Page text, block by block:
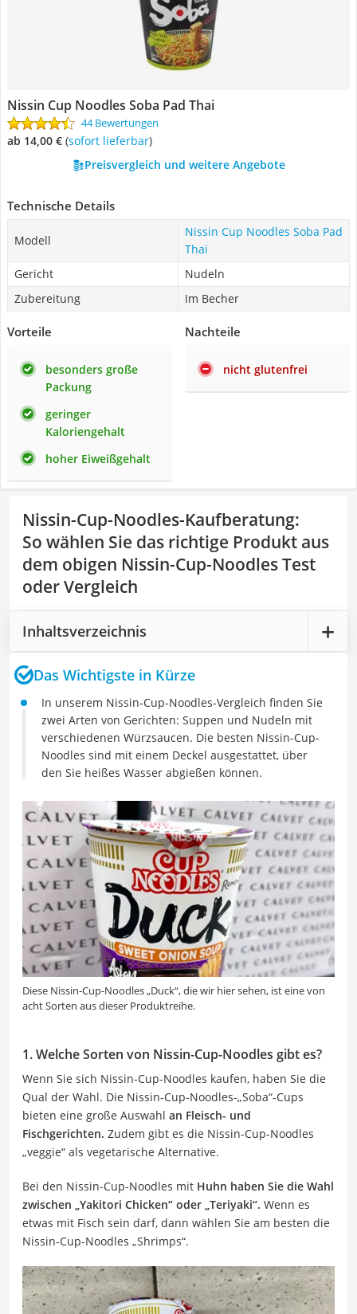
Nissin Cup Noodles Soba Pad Thai
44 Bewertungen
ab 14,00 € ( Sofort lieferbar)
Preisvergleich und weitere Angebote
Technische Details
Modell
Nissin Cup Noodles Soba Pad
Thai
Gericht
Nudeln
Zubereitung
Im Becher
Vorteile
besonders große
Packung
geringer
Kaloriengehalt
hoher Eiweißgehalt
Nachteile
nicht glutenfrei
Nissin-Cup-Noodles-Kaufberatung:
So wählen Sie das richtige Produkt aus
dem obigen Nissin-Cup-Noodles Test
oder Vergleich
Inhaltsverzeichnis
Das Wichtigste in Kürze
In unserem Nissin-Cup-Noodles-Vergleich finden Sie
zwei Arten von Gerichten: Suppen und Nudeln mit
verschiedenen Würzsaucen. Die besten Nissin-Cup-
Noodles sind mit einem Deckel ausgestattet, über
den Sie heißes Wasser abgießen können.
Diese Nissin-Cup-Noodles „Duck“, die wir hier sehen, ist eine von
acht Sorten aus dieser Produktreihe.
1. Welche Sorten von Nissin-Cup-Noodles gibt es?
Wenn Sie sich Nissin-Cup-Noodles kaufen, haben Sie die
Qual der Wahl. Die Nissin-Cup-Noodles-„Soba“-Cups
bieten eine große Auswahl an Fleisch- und
Fischgerichten. Zudem gibt es die Nissin-Cup-Noodles
„veggie“ als vegetarische Alternative.
Bei den Nissin-Cup-Noodles mit Huhn haben Sie die Wahl
zwischen „Yakitori Chicken“ oder „Teriyaki“. Wenn es
etwas mit Fisch sein darf, dann wählen Sie am besten die
Nissin-Cup-Noodles „Shrimps“.